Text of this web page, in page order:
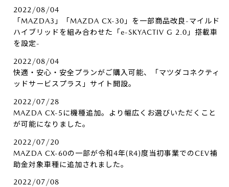
2022/08/04
「MAZDA3」「MAZDA CX-30」を一部商品改良-マイルド
ハイブリッドを組み合わせた「e-SKYACTIV G 2.0」搭載車
を設定-
2022/08/04
快適・安心・安全プランがご購入可能、「マツダコネクティ
ッドサービスプラス」サイト開設。
2022/07/28
MAZDA CX-5に機種追加。より幅広くお選びいただくこと
が可能になりました。
2022/07/20
MAZDA CX-60の一部が令和4年(R4)度当初事業でのCEV補
助金対象車種に追加されました。
2022/07/08